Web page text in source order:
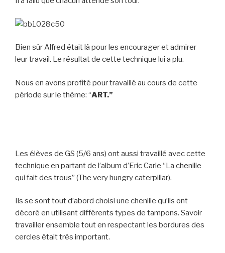
Bien sûr Alfred était là pour les encourager et admirer
leur travail. Le résultat de cette technique lui a plu.
Nous en avons profité pour travaillé au cours de cette
période sur le thème: “ART.”
Les élèves de GS (5/6 ans) ont aussi travaillé avec cette
technique en partant de l’album d’Eric Carle “La chenille
qui fait des trous” (The very hungry caterpillar).
Ils se sont tout d’abord choisi une chenille qu’ils ont
décoré en utilisant différents types de tampons. Savoir
travailler ensemble tout en respectant les bordures des
cercles était très important.